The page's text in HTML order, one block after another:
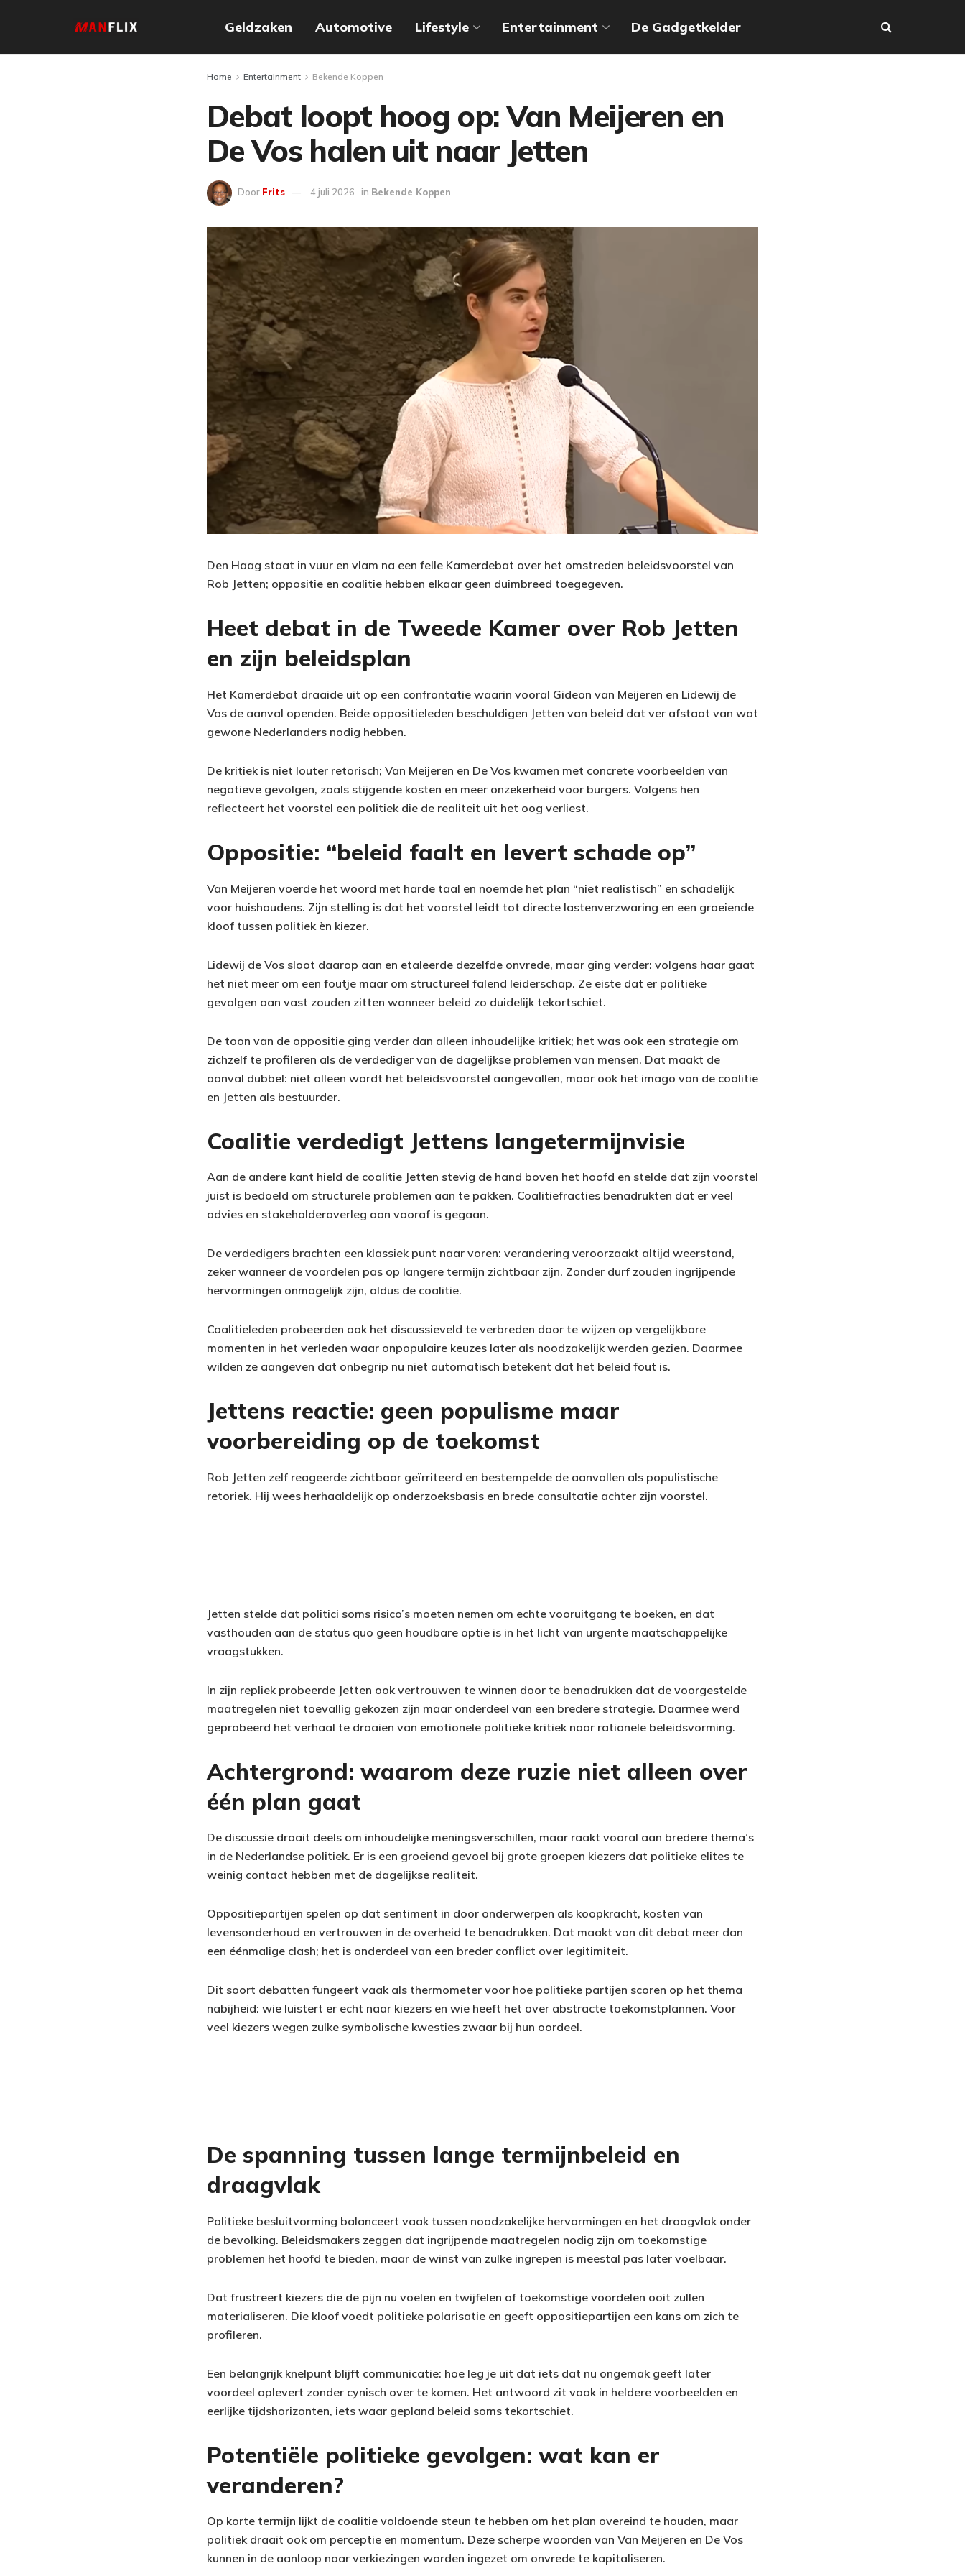
Geldzaken Automotive Lifestyle Entertainment De Gadgetkelder
Home Entertainment Bekende Koppen
Debat loopt hoog op: Van Meijeren en
De Vos halen uit naar Jetten
Door Frits 4 juli 2026 in Bekende Koppen
Den Haag staat in vuur en vlam na een felle Kamerdebat over het omstreden beleidsvoorstel van
Rob Jetten; oppositie en coalitie hebben elkaar geen duimbreed toegegeven.
Heet debat in de Tweede Kamer over Rob Jetten
en zijn beleidsplan
Het Kamerdebat draaide uit op een confrontatie waarin vooral Gideon van Meijeren en Lidewij de
Vos de aanval openden. Beide oppositieleden beschuldigen Jetten van beleid dat ver afstaat van wat
gewone Nederlanders nodig hebben.
De kritiek is niet louter retorisch; Van Meijeren en De Vos kwamen met concrete voorbeelden van
negatieve gevolgen, zoals stijgende kosten en meer onzekerheid voor burgers. Volgens hen
reflecteert het voorstel een politiek die de realiteit uit het oog verliest.
Oppositie: “beleid faalt en levert schade op”
Van Meijeren voerde het woord met harde taal en noemde het plan “niet realistisch” en schadelijk
voor huishoudens. Zijn stelling is dat het voorstel leidt tot directe lastenverzwaring en een groeiende
kloof tussen politiek èn kiezer.
Lidewij de Vos sloot daarop aan en etaleerde dezelfde onvrede, maar ging verder: volgens haar gaat
het niet meer om een foutje maar om structureel falend leiderschap. Ze eiste dat er politieke
gevolgen aan vast zouden zitten wanneer beleid zo duidelijk tekortschiet.
De toon van de oppositie ging verder dan alleen inhoudelijke kritiek; het was ook een strategie om
zichzelf te profileren als de verdediger van de dagelijkse problemen van mensen. Dat maakt de
aanval dubbel: niet alleen wordt het beleidsvoorstel aangevallen, maar ook het imago van de coalitie
en Jetten als bestuurder.
Coalitie verdedigt Jettens langetermijnvisie
Aan de andere kant hield de coalitie Jetten stevig de hand boven het hoofd en stelde dat zijn voorstel
juist is bedoeld om structurele problemen aan te pakken. Coalitiefracties benadrukten dat er veel
advies en stakeholderoverleg aan vooraf is gegaan.
De verdedigers brachten een klassiek punt naar voren: verandering veroorzaakt altijd weerstand,
zeker wanneer de voordelen pas op langere termijn zichtbaar zijn. Zonder durf zouden ingrijpende
hervormingen onmogelijk zijn, aldus de coalitie.
Coalitieleden probeerden ook het discussieveld te verbreden door te wijzen op vergelijkbare
momenten in het verleden waar onpopulaire keuzes later als noodzakelijk werden gezien. Daarmee
wilden ze aangeven dat onbegrip nu niet automatisch betekent dat het beleid fout is.
Jettens reactie: geen populisme maar
voorbereiding op de toekomst
Rob Jetten zelf reageerde zichtbaar geïrriteerd en bestempelde de aanvallen als populistische
retoriek. Hij wees herhaaldelijk op onderzoeksbasis en brede consultatie achter zijn voorstel.
Jetten stelde dat politici soms risico’s moeten nemen om echte vooruitgang te boeken, en dat
vasthouden aan de status quo geen houdbare optie is in het licht van urgente maatschappelijke
vraagstukken.
In zijn repliek probeerde Jetten ook vertrouwen te winnen door te benadrukken dat de voorgestelde
maatregelen niet toevallig gekozen zijn maar onderdeel van een bredere strategie. Daarmee werd
geprobeerd het verhaal te draaien van emotionele politieke kritiek naar rationele beleidsvorming.
Achtergrond: waarom deze ruzie niet alleen over
één plan gaat
De discussie draait deels om inhoudelijke meningsverschillen, maar raakt vooral aan bredere thema’s
in de Nederlandse politiek. Er is een groeiend gevoel bij grote groepen kiezers dat politieke elites te
weinig contact hebben met de dagelijkse realiteit.
Oppositiepartijen spelen op dat sentiment in door onderwerpen als koopkracht, kosten van
levensonderhoud en vertrouwen in de overheid te benadrukken. Dat maakt van dit debat meer dan
een éénmalige clash; het is onderdeel van een breder conflict over legitimiteit.
Dit soort debatten fungeert vaak als thermometer voor hoe politieke partijen scoren op het thema
nabijheid: wie luistert er echt naar kiezers en wie heeft het over abstracte toekomstplannen. Voor
veel kiezers wegen zulke symbolische kwesties zwaar bij hun oordeel.
De spanning tussen lange termijnbeleid en
draagvlak
Politieke besluitvorming balanceert vaak tussen noodzakelijke hervormingen en het draagvlak onder
de bevolking. Beleidsmakers zeggen dat ingrijpende maatregelen nodig zijn om toekomstige
problemen het hoofd te bieden, maar de winst van zulke ingrepen is meestal pas later voelbaar.
Dat frustreert kiezers die de pijn nu voelen en twijfelen of toekomstige voordelen ooit zullen
materialiseren. Die kloof voedt politieke polarisatie en geeft oppositiepartijen een kans om zich te
profileren.
Een belangrijk knelpunt blijft communicatie: hoe leg je uit dat iets dat nu ongemak geeft later
voordeel oplevert zonder cynisch over te komen. Het antwoord zit vaak in heldere voorbeelden en
eerlijke tijdshorizonten, iets waar gepland beleid soms tekortschiet.
Potentiële politieke gevolgen: wat kan er
veranderen?
Op korte termijn lijkt de coalitie voldoende steun te hebben om het plan overeind te houden, maar
politiek draait ook om perceptie en momentum. Deze scherpe woorden van Van Meijeren en De Vos
kunnen in de aanloop naar verkiezingen worden ingezet om onvrede te kapitaliseren.